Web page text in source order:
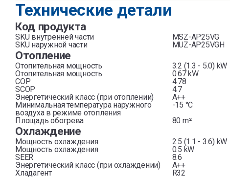
Технические детали
Код продукта
SKU внутренней части
MSZ-AP25VG
SKU наружной части
MUZ-AP25VGH
Отопление
Отопительная мощность
3.2 (1.3 - 5.0) kW
Отопительная мощность
0.67 kW
COP
4.78
SCOP
4.7
Энергетический класс (при отоплении)
A++
Минимальная температура наружного
воздуха в режиме отопления
-15 °C
Площадь обогрева
80 m²
Охлаждение
Мощность охлаждения
2.5 (1.1 - 3.6) kW
Мощность охлаждения
0.5 kW
SEER
8.6
Энергетический класс (при охлаждении)
A++
Хладагент
R32